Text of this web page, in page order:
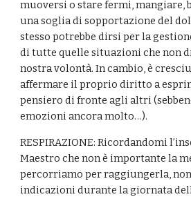
muoversi o stare fermi, mangiare,
una soglia di sopportazione del
stesso potrebbe dirsi per la
di tutte quelle situazioni che non
nostra volontà. In cambio, è
affermare il proprio diritto a
pensiero di fronte agli altri
emozioni ancora molto…).
RESPIRAZIONE: Ricordandomi
Maestro che non è importante la
percorriamo per raggiungerla,
indicazioni durante la giornata